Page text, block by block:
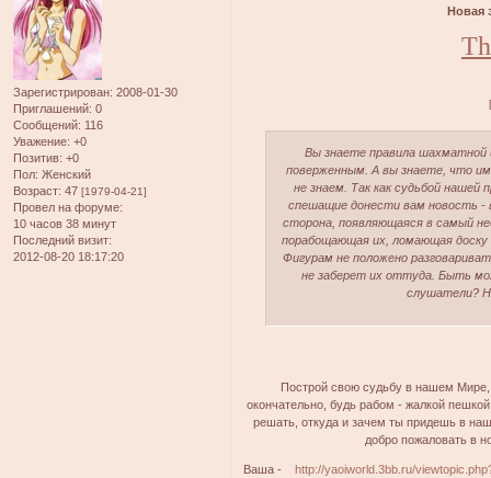
Зарегистрирован: 2008-01-30
Приглашений: 0
Сообщений: 116
Уважение: +0
Позитив: +0
Пол: Женский
Возраст: 47 [1979-04-21]
Провел на форуме:
10 часов 38 минут
Последний визит:
2012-08-20 18:17:20
Новая
Вы знаете правила
поверженным. А вы знаете, что
не знаем. Так как судьбой
спешащие донести вам новость -
сторона, появляющаяся в самый
порабощающая их, ломающая доску
Фигурам не положено
не заберет их оттуда. Быть
слушатели?
Построй свою судьбу в нашем Мире,
окончательно, будь рабом - жалкой
решать, откуда и зачем ты придешь в
добро пожаловать в
Ваша -http://yaoiworld.3bb.ru/